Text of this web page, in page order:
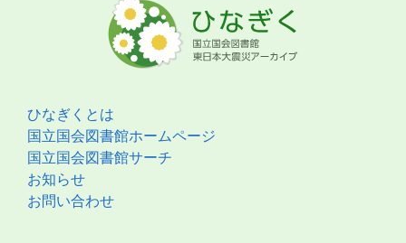
ひなぎくとは
国立国会図書館ホームページ
国立国会図書館サーチ
お知らせ
お問い合わせ